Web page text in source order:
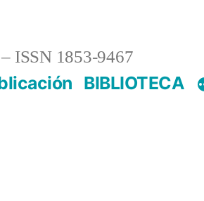
ISSN 1853-9467
BIBLIOTECA